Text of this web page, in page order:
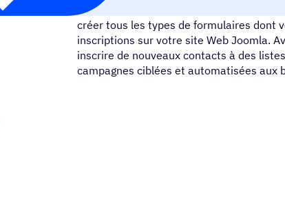
Convert Forms est un générateur de
créer tous les types de formulaires dont
inscriptions sur votre site Web Joomla.
inscrire de nouveaux contacts à des
campagnes ciblées et automatisées aux